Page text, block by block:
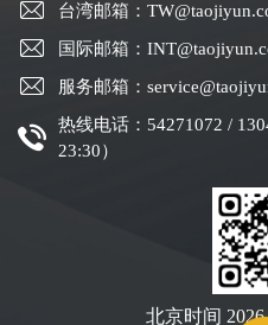
台湾邮箱：
国际邮箱：
服务邮箱：
热线电话：54271072 /
23:30）
北京时间